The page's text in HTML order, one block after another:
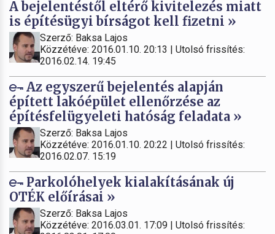
A bejelentéstől eltérő kivitelezés miatt
is építésügyi bírságot kell fizetni »
Szerző: Baksa Lajos
Közzétéve: 2016.01.10. 20:13 | Utolsó frissítés:
2016.02.14. 19:45
Az egyszerű bejelentés alapján
épített lakóépület ellenőrzése az
építésfelügyeleti hatóság feladata »
Szerző: Baksa Lajos
Közzétéve: 2016.01.10. 20:22 | Utolsó frissítés:
2016.02.07. 15:19
Parkolóhelyek kialakításának új
OTÉK előírásai »
Szerző: Baksa Lajos
Közzétéve: 2016.03.01. 17:09 | Utolsó frissítés: